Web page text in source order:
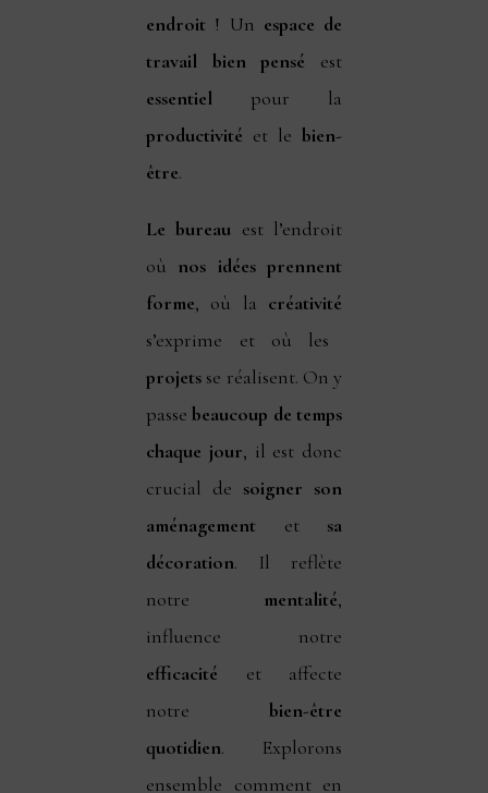
endroit ! Un espace de
travail bien pensé est
essentiel pour la
productivité et le bien-
être.
Le bureau est l’endroit
où nos idées prennent
forme, où la créativité
s’exprime et où les
projets se réalisent. On y
passebeaucoup de temps
chaque jour, il est donc
crucial de soigner son
aménagement et sa
décoration. Il reflète
notre mentalité,
influence notre
efficacité et affecte
notre bien-être
quotidien. Explorons
ensemble comment en